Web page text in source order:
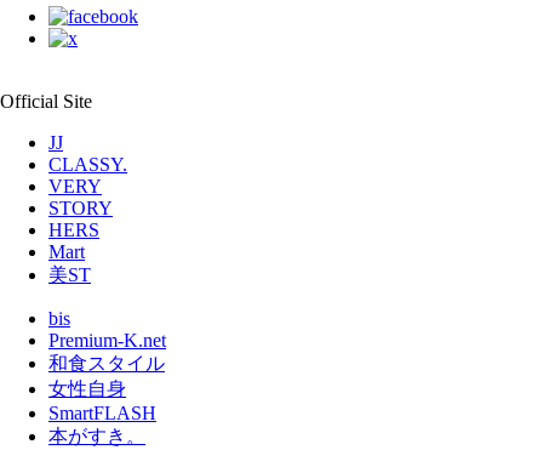
Official Site
JJ
CLASSY.
VERY
STORY
HERS
Mart
美ST
bis
Premium-K.net
和食スタイル
女性自身
SmartFLASH
本がすき。